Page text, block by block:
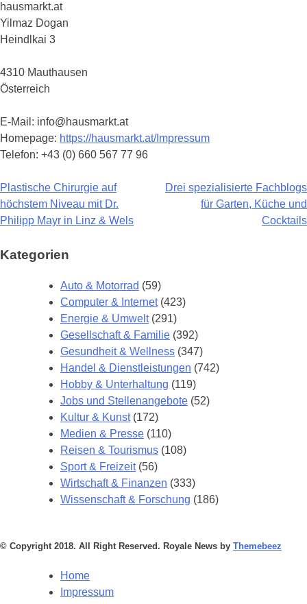
hausmarkt.at
Yilmaz Dogan
Heindlkai 3
4310 Mauthausen
Österreich
E-Mail: info@hausmarkt.at
Homepage: https://hausmarkt.at/Impressum
Telefon: +43 (0) 660 567 77 96
Beitragsnavigation
Plastische Chirurgie auf
höchstem Niveau mit Dr.
Philipp Mayr in Linz & Wels
Drei spezialisierte Fachblogs
für Garten, Küche und
Cocktails
Kategorien
Auto & Motorrad (59)
Computer & Internet(423)
Energie & Umwelt(291)
Gesellschaft & Familie (392)
Gesundheit & Wellness (347)
Handel & Dienstleistungen (742)
Hobby & Unterhaltung (119)
Jobs und Stellenangebote (52)
Kultur & Kunst(172)
Medien & Presse (110)
Reisen & Tourismus (108)
Sport & Freizeit(56)
Wirtschaft & Finanzen (333)
Wissenschaft & Forschung (186)
© Copyright 2018. All Right Reserved. Royale News by Themebeez
Home
Impressum